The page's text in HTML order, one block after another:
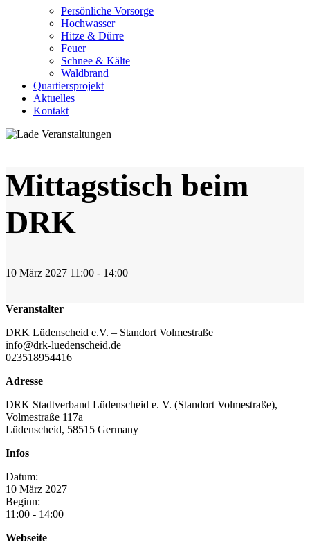
Persönliche Vorsorge
Hochwasser
Hitze & Dürre
Feuer
Schnee & Kälte
Waldbrand
Quartiersprojekt
Aktuelles
Kontakt
Mittagstisch beim
DRK
10 März 2027 11:00 - 14:00
Veranstalter
DRK Lüdenscheid e.V. – Standort Volmestraße
info@drk-luedenscheid.de
023518954416
Adresse
DRK Stadtverband Lüdenscheid e. V. (Standort Volmestraße),
Volmestraße 117a
Lüdenscheid, 58515 Germany
Infos
Datum:
10 März 2027
Beginn:
11:00 - 14:00
Webseite